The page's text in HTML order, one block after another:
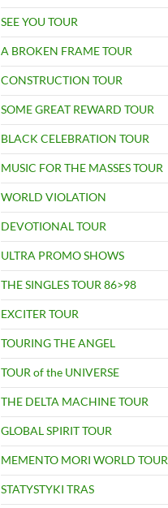
SEE YOU TOUR
A BROKEN FRAME TOUR
CONSTRUCTION TOUR
SOME GREAT REWARD TOUR
BLACK CELEBRATION TOUR
MUSIC FOR THE MASSES TOUR
WORLD VIOLATION
DEVOTIONAL TOUR
ULTRA PROMO SHOWS
THE SINGLES TOUR 86>98
EXCITER TOUR
TOURING THE ANGEL
TOUR of the UNIVERSE
THE DELTA MACHINE TOUR
GLOBAL SPIRIT TOUR
MEMENTO MORI WORLD TOUR
STATYSTYKI TRAS